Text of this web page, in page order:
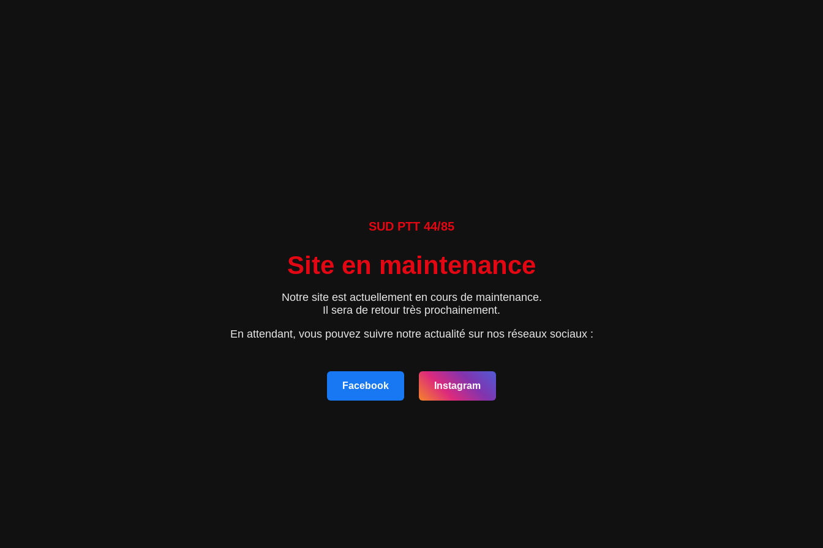
SUD PTT 44/85
Site en maintenance
Notre site est actuellement en cours de maintenance.
Il sera de retour très prochainement.
En attendant, vous pouvez suivre notre actualité sur nos réseaux sociaux :
Facebook Instagram